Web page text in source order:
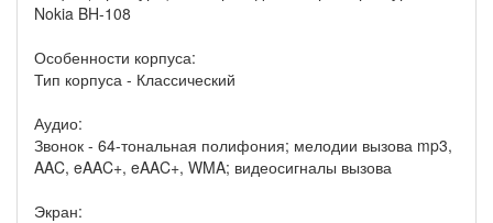
Nokia BH-108
Особенности корпуса:
Тип корпуса - Классический
Аудио:
Звонок - 64-тональная полифония; мелодии вызова mp3,
AAC, eAAC+, eAAC+, WMA; видеосигналы вызова
Экран: